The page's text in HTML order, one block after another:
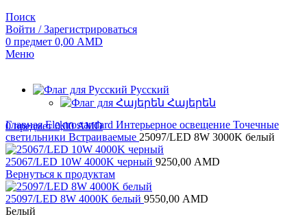
Поиск
Войти / Зарегистрироваться
0 предмет 0,00 AMD
Меню
Русский
Հայերեն
0предмет 0,00AMD
ГлавнаяElektrostandard Интерьерное освещение Точечные
светильники Встраиваемые 25097/LED 8W 3000K белый
25067/LED 10W 4000K черный 9250,00 AMD
Вернуться к продуктам
25097/LED 8W 4000K белый 9550,00 AMD
Белый